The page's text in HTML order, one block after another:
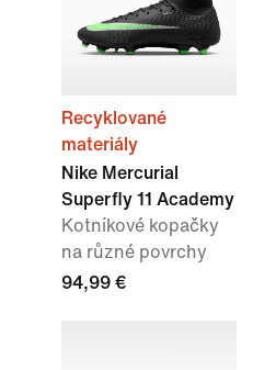
Recyklované
materiály
Nike Mercurial
Superfly 11 Academy
Kotníkové kopačky
na různé povrchy
94,99 €